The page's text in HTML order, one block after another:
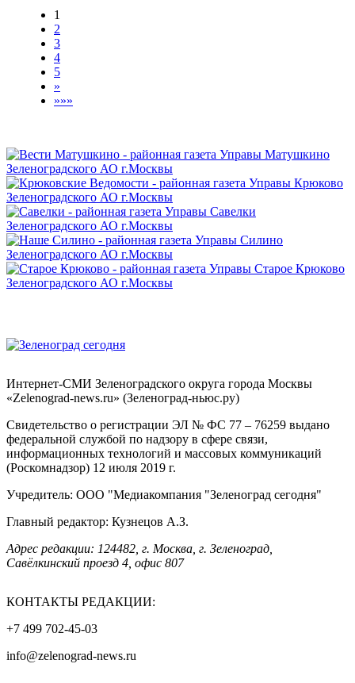
1
2
3
4
5
»
»»»
Интернет-СМИ Зеленоградского округа города Москвы
«Zelenograd-news.ru» (Зеленоград-ньюс.ру)
Свидетельство о регистрации ЭЛ № ФС 77 – 76259 выдано
федеральной службой по надзору в сфере связи,
информационных технологий и массовых коммуникаций
(Роскомнадзор) 12 июля 2019 г.
Учредитель: ООО "Медиакомпания "Зеленоград сегодня"
Главный редактор: Кузнецов А.З.
Адрес редакции: 124482, г. Москва, г. Зеленоград,
Савёлкинский проезд 4, офис 807
КОНТАКТЫ РЕДАКЦИИ:
+7 499 702-45-03
info@zelenograd-news.ru